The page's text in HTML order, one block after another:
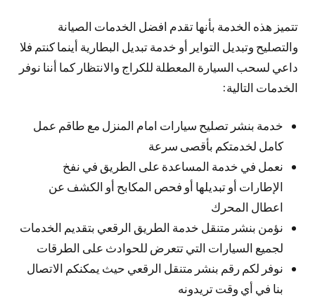
تتميز هذه الخدمة بأنها تقدم افضل الخدمات الصيانة
والتصليح وتبديل التواير أو خدمة تبديل البطارية أينما كنتم فلا
داعي لسحب السيارة المعطلة للكراج والانتظار كما أننا نوفر
الخدمات التالية:
خدمة بنشر تصليح سيارات امام المنزل مع طاقم عمل
كامل لخدمتكم بأقصى سرعة
نعمل في خدمة المساعدة على الطريق في نفخ
الإطارات أو تبديلها أو فحص المكابح أو الكشف عن
اعطال المحرك
نؤمن بنشر متنقل خدمة الطريق الرقعي بتقديم الخدمات
لجميع السيارات التي تتعرض للحوادث على الطرقات
نوفر لكم رقم بنشر متنقل الرقعي حيث يمكنكم الاتصال
بنا في أي وقت تريدونه